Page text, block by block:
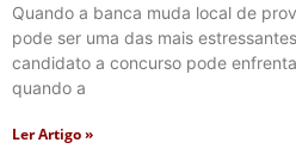
Quando a banca muda local de
pode ser uma das mais
candidato a concurso pode
quando a
Ler Artigo »